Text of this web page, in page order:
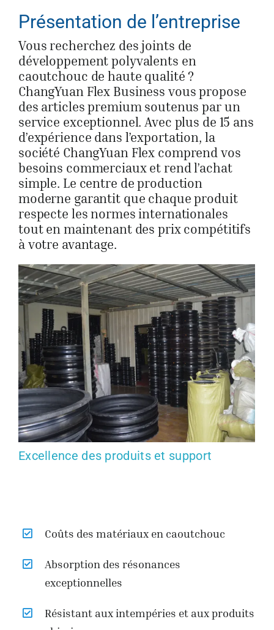
Présentation de l’entreprise
Vous recherchez des joints de
développement polyvalents en
caoutchouc de haute qualité ?
ChangYuan Flex Business vous propose
des articles premium soutenus par un
service exceptionnel. Avec plus de 15 ans
d’expérience dans l’exportation, la
société ChangYuan Flex comprend vos
besoins commerciaux et rend l’achat
simple. Le centre de production
moderne garantit que chaque produit
respecte les normes internationales
tout en maintenant des prix compétitifs
à votre avantage.
Excellence des produits et support
Coûts des matériaux en caoutchouc
Absorption des résonances
exceptionnelles
Résistant aux intempéries et aux produits